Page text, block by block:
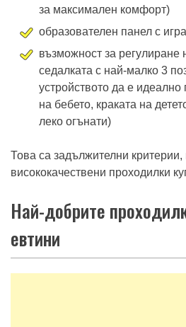
за максимален комфорт)
образователен панел с
възможност за регулиране
седалката с най-малко 3
устройството да е идеално
на бебето, краката на
леко огънати)
Това са задължителни критерии,
висококачествени проходилки
Най-добрите
евтини